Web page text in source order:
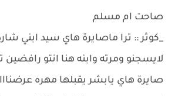
صاحت ام مسلم
_كوثر :: ترا ماصايرة هاي سيد ابني
لايسجنو ومرته وابنه هنا انتو
صايرة هاي يابشر يقبلها مهره